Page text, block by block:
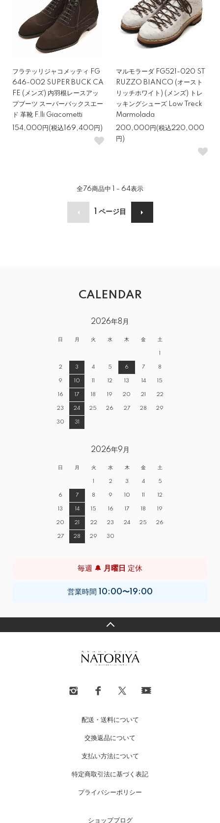
フラテッリジャコメッティ FG
646-002 SUPER BUCK CA
FE (メンズ) 内羽根レースアッ
プブーツ スーバーバックスエー
ド 革靴 F.lli Giacometti
154,000円(税込169,400円)
マルモラーダ FG521-020 ST
RUZZO BIANCO (オースト
リッチホワイト) (メンズ) トレ
ッキングシューズ Low Treck
Marmolada
200,000円(税込220,000
円)
全76商品中 1 - 64表示
ページ目
CALENDAR
2026年8月
日 月 火 水 木 金 土
1
2 3 4 5 6 7 8
9 10 11 12 13 14 15
16 17 18 19 20 21 22
23 24 25 26 27 28 29
30 31
2026年9月
日 月 火 水 木 金 土
1 2 3 4 5
6 7 8 9 10 11 12
13 14 15 16 17 18 19
20 21 22 23 24 25 26
27 28 29 30
毎週 🔔 月曜日 定休
営業時間 10:00〜19:00
配送・送料について
交換返品について
支払い方法について
特定商取引法に基づく表記
プライバシーポリシー
ショップブログ